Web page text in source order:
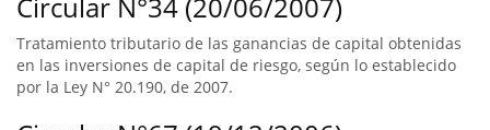
Tratamiento tributario de las ganancias de capital obtenidas
en las inversiones de capital de riesgo, según lo establecido
por la Ley N° 20.190, de 2007.